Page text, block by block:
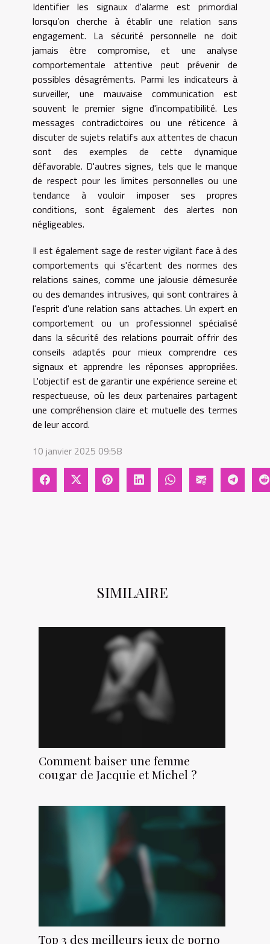
Identifier les signaux d'alarme est primordial
lorsqu’on cherche à établir une relation sans
engagement. La sécurité personnelle ne doit
jamais être compromise, et une analyse
comportementale attentive peut prévenir de
possibles désagréments. Parmi les indicateurs à
surveiller, une mauvaise communication est
souvent le premier signe d'incompatibilité. Les
messages contradictoires ou une réticence à
discuter de sujets relatifs aux attentes de chacun
sont des exemples de cette dynamique
défavorable. D'autres signes, tels que le manque
de respect pour les limites personnelles ou une
tendance à vouloir imposer ses propres
conditions, sont également des alertes non
négligeables.
Il est également sage de rester vigilant face à des
comportements qui s'écartent des normes des
relations saines, comme une jalousie démesurée
ou des demandes intrusives, qui sont contraires à
l'esprit d'une relation sans attaches. Un expert en
comportement ou un professionnel spécialisé
dans la sécurité des relations pourrait offrir des
conseils adaptés pour mieux comprendre ces
signaux et apprendre les réponses appropriées.
L'objectif est de garantir une expérience sereine et
respectueuse, où les deux partenaires partagent
une compréhension claire et mutuelle des termes
de leur accord.
10 janvier 2025 09:58
SIMILAIRE
Comment baiser une femme
cougar de Jacquie et Michel ?
Top 3 des meilleurs jeux de porno